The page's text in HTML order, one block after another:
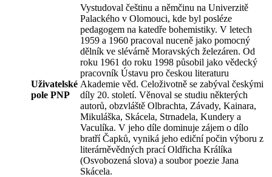
Uživatelské
pole PNP
Vystudoval češtinu a němčinu na Univerzitě
Palackého v Olomouci, kde byl posléze
pedagogem na katedře bohemistiky. V letech
1959 a 1960 pracoval nuceně jako pomocný
dělník ve slévárně Moravských železáren. Od
roku 1961 do roku 1998 působil jako vědecký
pracovník Ústavu pro českou literaturu
Akademie věd. Celoživotně se zabýval českými
díly 20. století. Věnoval se studiu některých
autorů, obzvláště Olbrachta, Závady, Kainara,
Mikuláška, Skácela, Strnadela, Kundery a
Vaculíka. V jeho díle dominuje zájem o dílo
bratří Čapků, vyniká jeho ediční počin výboru z
literárněvědných prací Oldřicha Králíka
(Osvobozená slova) a soubor poezie Jana
Skácela.